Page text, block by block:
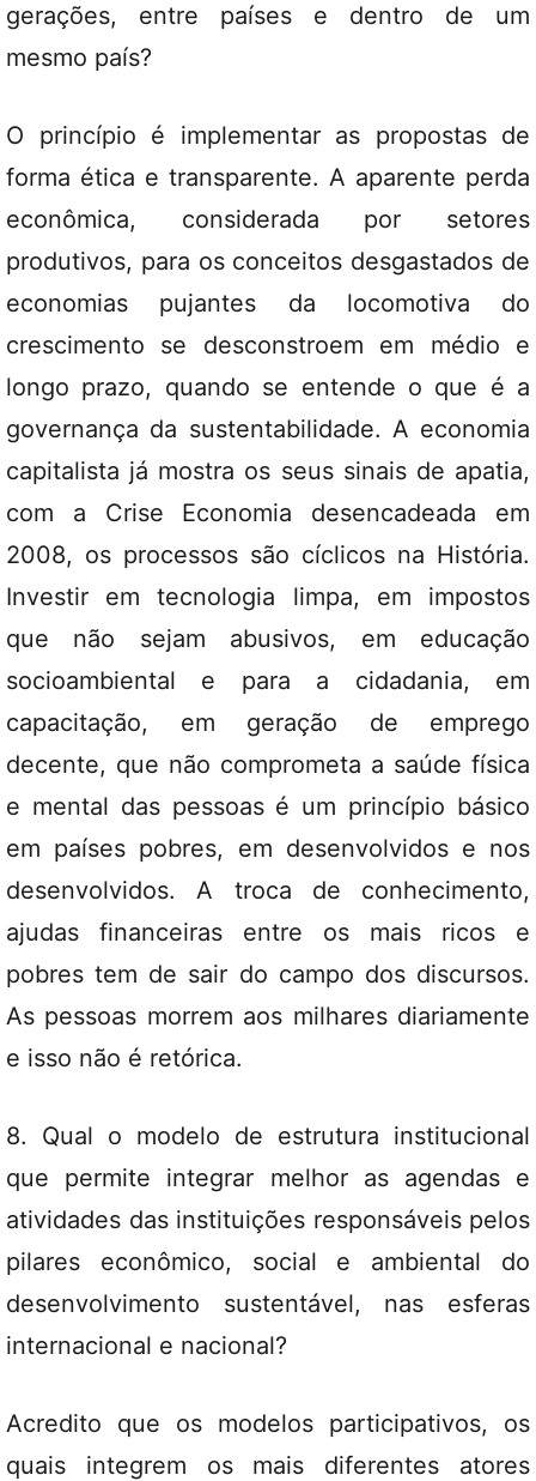
gerações, entre países e dentro de um
mesmo país?
O princípio é implementar as propostas de
forma ética e transparente. A aparente perda
econômica, considerada por setores
produtivos, para os conceitos desgastados de
economias pujantes da locomotiva do
crescimento se desconstroem em médio e
longo prazo, quando se entende o que é a
governança da sustentabilidade. A economia
capitalista já mostra os seus sinais de apatia,
com a Crise Economia desencadeada em
2008, os processos são cíclicos na História.
Investir em tecnologia limpa, em impostos
que não sejam abusivos, em educação
socioambiental e para a cidadania, em
capacitação, em geração de emprego
decente, que não comprometa a saúde física
e mental das pessoas é um princípio básico
em países pobres, em desenvolvidos e nos
desenvolvidos. A troca de conhecimento,
ajudas financeiras entre os mais ricos e
pobres tem de sair do campo dos discursos.
As pessoas morrem aos milhares diariamente
e isso não é retórica.
8. Qual o modelo de estrutura institucional
que permite integrar melhor as agendas e
atividades das instituições responsáveis pelos
pilares econômico, social e ambiental do
desenvolvimento sustentável, nas esferas
internacional e nacional?
Acredito que os modelos participativos, os
quais integrem os mais diferentes atores